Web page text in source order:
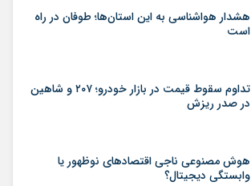
هشدار هواشناسی به این استان‌ها؛ طوفان در راه
است
تداوم سقوط قیمت در بازار خودرو؛ ۲۰۷ و شاهین
در صدر ریزش
هوش مصنوعی ناجی اقتصادهای نوظهور یا
وابستگی دیجیتال؟